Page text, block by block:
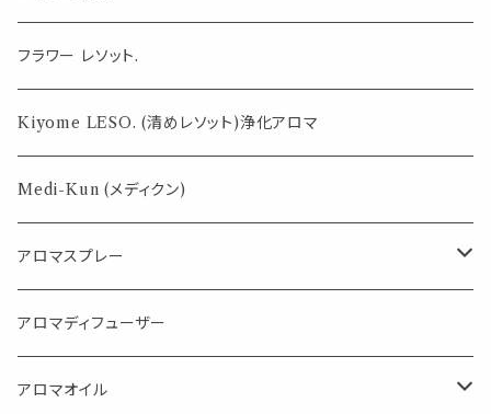
気になる虫対策に
薄荷の香りで体感温度-4℃ !? スースーシリーズ
パロサント
フラワー レソット.
Kiyome LESO. (清めレソット)浄化アロマ
Medi-Kun (メディクン)
アロマスプレー
目的で選ぶ
蒸し暑い夏やリフレッシュに
FLOWER LESO. フラワレソット
アロマディフューザー
アロマオイル